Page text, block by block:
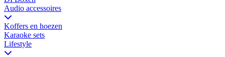
Audio accessoires
Koffers en hoezen
Karaoke sets
Lifestyle